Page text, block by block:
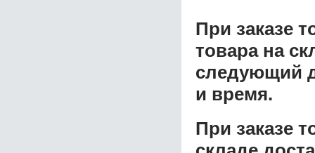
При заказе
товара на
следующий
и время.
При заказе